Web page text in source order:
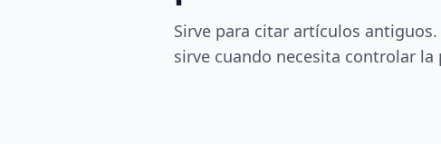
Sirve para citar artículos antiguos.
sirve cuando necesita controlar la